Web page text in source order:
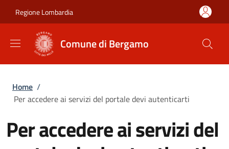
Regione Lombardia
Comune di Bergamo
Briciole di pane
Home /
Per accedere ai servizi del portale devi autenticarti
Per accedere ai servizi del